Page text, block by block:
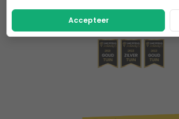
Accepteer